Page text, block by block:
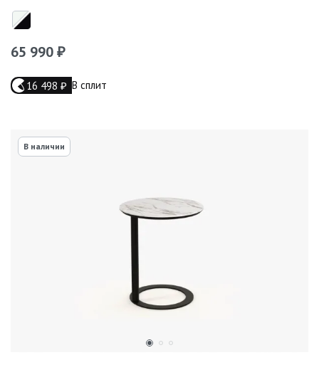
65 990 ₽
16 498 ₽ В сплит
В наличии